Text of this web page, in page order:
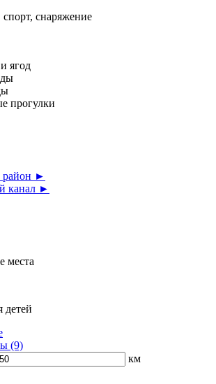
снаряжение
ягод
прогулки
район ►
канал ►
места
детей
(9)
км